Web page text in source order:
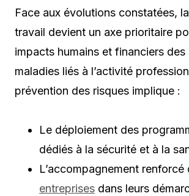
Face aux évolutions constatées,
travail devient un axe prioritaire
impacts humains et financiers
maladies liés à l’activité
prévention des risques implique :
Le déploiement des
dédiés à la sécurité et à la
L’accompagnement renforcé
entreprises dans leurs